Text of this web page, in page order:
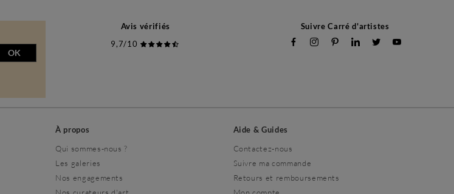
OK
Avis vérifiés
9,7/10
Suivre Carré d'artistes
À propos
Qui sommes-nous ?
Les galeries
Nos engagements
Aide & Guides
Contactez-nous
Suivre ma commande
Retours et remboursements